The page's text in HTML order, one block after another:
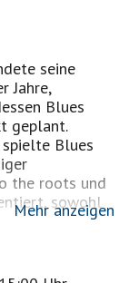
seine
Jahre,
Blues
geplant.
Blues
the roots und
sowohl
Mehr anzeigen